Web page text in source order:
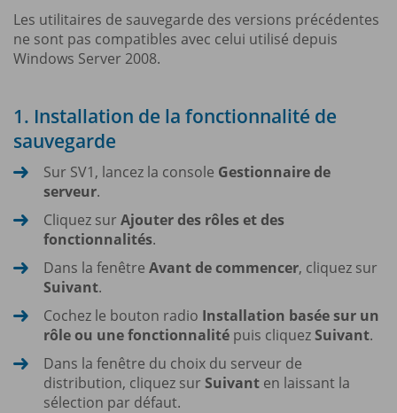
Les utilitaires de sauvegarde des versions précédentes
ne sont pas compatibles avec celui utilisé depuis
Windows Server 2008.
1. Installation de la fonctionnalité de
sauvegarde
Sur SV1, lancez la console Gestionnaire de
serveur.
Cliquez sur Ajouter des rôles et des
fonctionnalités.
Dans la fenêtre Avant de commencer, cliquez sur
Suivant.
Cochez le bouton radio Installation basée sur un
rôle ou une fonctionnalité puis cliquezSuivant.
Dans la fenêtre du choix du serveur de
distribution, cliquez sur Suivant en laissant la
sélection par défaut.